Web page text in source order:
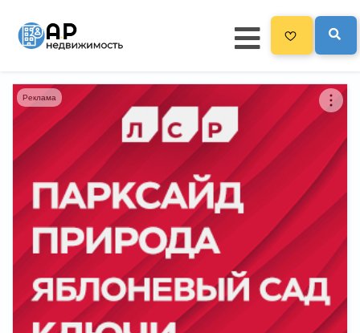
Главная
Все новостройки 3300
Новостройки на карте
Блог
Черный список ЖК
Рекламодателям
Политика конфиденциальности
Карта сайта
Реклама